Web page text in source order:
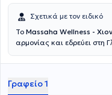
Σχετικά με τον ειδικό
Το Massaha Wellness -
αρμονίας και εδρεύει στη
αντιμετωπίσει αρκετούς
από το Τμήμα Νοσηλευτικής
Γραφείο 1